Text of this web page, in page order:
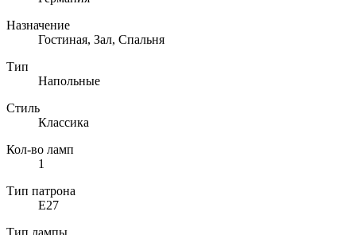
Назначение
Гостиная, Зал, Спальня
Тип
Напольные
Стиль
Классика
Кол-во ламп
1
Тип патрона
E27
Тип лампы